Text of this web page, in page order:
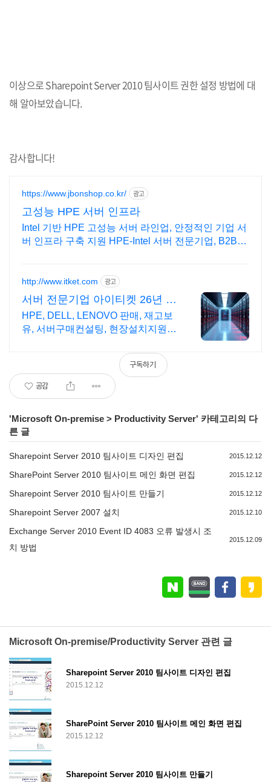
이상으로 Sharepoint Server 2010 팀사이트 권한 설정 방법에 대
해 알아보았습니다.
감사합니다!
https://www.jbonshop.co.kr/ 광고
고성능 HPE 서버 인프라
Intel 기반 HPE 고성능 서버 라인업, 안정적인 기업 서
버 인프라 구축 지원 HPE-Intel 서버 전문기업, B2B전
http://www.itket.com 광고
서버 전문기업 아이티켓 26년 서
버전문,현장설치지원
HPE, DELL, LENOVO 판매, 재고보
유, 서버구매컨설팅, 현장설치지원
족, 유지보수, 인력파견, 구매S/W무
공감
구독하기
'Microsoft On-premise > Productivity Server' 카테고리의 다
른 글
Sharepoint Server 2010 팀사이트 디자인 편집 2015.12.12
SharePoint Server 2010 팀사이트 메인 화면 편집 2015.12.12
Sharepoint Server 2010 팀사이트 만들기 2015.12.12
Sharepoint Server 2007 설치 2015.12.10
Exchange Server 2010 Event ID 4083 오류 발생시 조
치 방법
2015.12.09
Microsoft On-premise/Productivity Server 관련 글
Sharepoint Server 2010 팀사이트 디자인 편집
2015.12.12
SharePoint Server 2010 팀사이트 메인 화면 편집
2015.12.12
Sharepoint Server 2010 팀사이트 만들기